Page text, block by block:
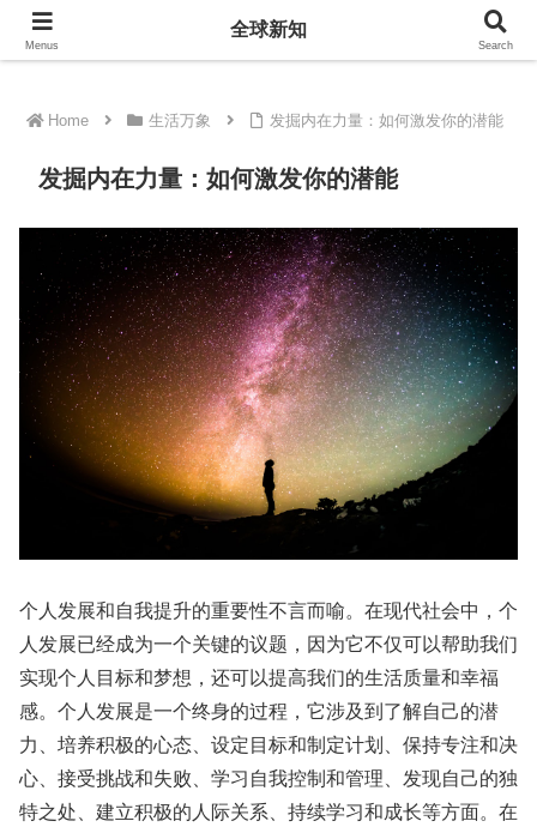
全球新知
Home 生活万象 发掘内在力量：如何激发你的潜能
发掘内在力量：如何激发你的潜能
个人发展和自我提升的重要性不言而喻。在现代社会中，个
人发展已经成为一个关键的议题，因为它不仅可以帮助我们
实现个人目标和梦想，还可以提高我们的生活质量和幸福
感。个人发展是一个终身的过程，它涉及到了解自己的潜
力、培养积极的心态、设定目标和制定计划、保持专注和决
心、接受挑战和失败、学习自我控制和管理、发现自己的独
特之处、建立积极的人际关系、持续学习和成长等方面。在
Menus
全球新知
Search